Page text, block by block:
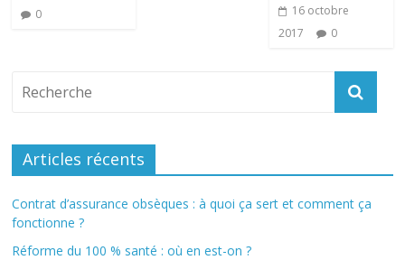
0
16 octobre
2017
0
Articles récents
Contrat d’assurance obsèques : à quoi ça sert et comment ça
fonctionne ?
Réforme du 100 % santé : où en est-on ?